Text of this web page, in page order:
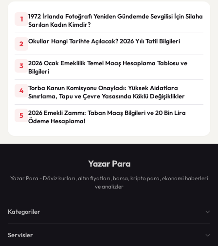
1
1972 İrlanda Fotoğrafı Yeniden Gündemde Sevgilisi İçin Silaha
Sarılan Kadın Kimdir?
2 Okullar Hangi Tarihte Açılacak? 2026 Yılı Tatil Bilgileri
3
2026 Ocak Emeklilik Temel Maaş Hesaplama Tablosu ve
Bilgileri
4
Torba Kanun Komisyonu Onayladı: Yüksek Aidatlara
Sınırlama, Tapu ve Çevre Yasasında Köklü Değişiklikler
5
2026 Emekli Zammı: Taban Maaş Bilgileri ve 20 Bin Lira
Ödeme Hesaplama!
Yazar Para
Yazar Para - Döviz kurları, altın fiyatları, borsa, kripto para, ekonomi haberleri
ve analizler
Kategoriler
Servisler